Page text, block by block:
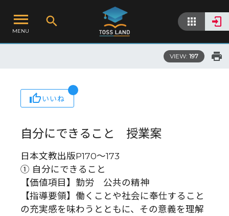
MENU
VIEW: 197
いいね
自分にできること 授業案
日本文教出版P170～173
① 自分にできること
【価値項目】勤労 公共の精神
【指導要領】働くことや社会に奉仕すること
の充実感を味わうとともに、その意義を理解